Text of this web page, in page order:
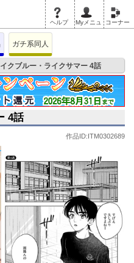
ヘルプ Myメニュ コーナー
ガチ系同人
クブルー・ライクサマー 4話
4話
作品ID:ITM0302689